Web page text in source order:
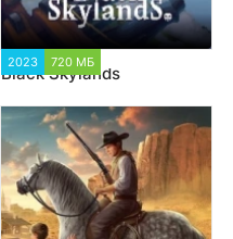
2023 720 МБ
Black Skylands